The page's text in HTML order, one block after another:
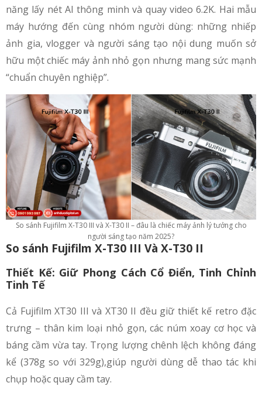
năng lấy nét AI thông minh và quay video 6.2K. Hai mẫu
máy hướng đến cùng nhóm người dùng: những nhiếp
ảnh gia, vlogger và người sáng tạo nội dung muốn sở
hữu một chiếc máy ảnh nhỏ gọn nhưng mang sức mạnh
“chuẩn chuyên nghiệp”.
So sánh Fujifilm X-T30 III và X-T30 II – đâu là chiếc máy ảnh lý tưởng cho
người sáng tạo năm 2025?
So sánh Fujifilm X-T30 III Và X-T30 II
Thiết Kế: Giữ Phong Cách Cổ Điển, Tinh Chỉnh
Tinh Tế
Cả Fujifilm XT30 III và XT30 II đều giữ thiết kế retro đặc
trưng – thân kim loại nhỏ gọn, các núm xoay cơ học và
báng cầm vừa tay. Trọng lượng chênh lệch không đáng
kể (378g so với 329g),giúp người dùng dễ thao tác khi
chụp hoặc quay cầm tay.